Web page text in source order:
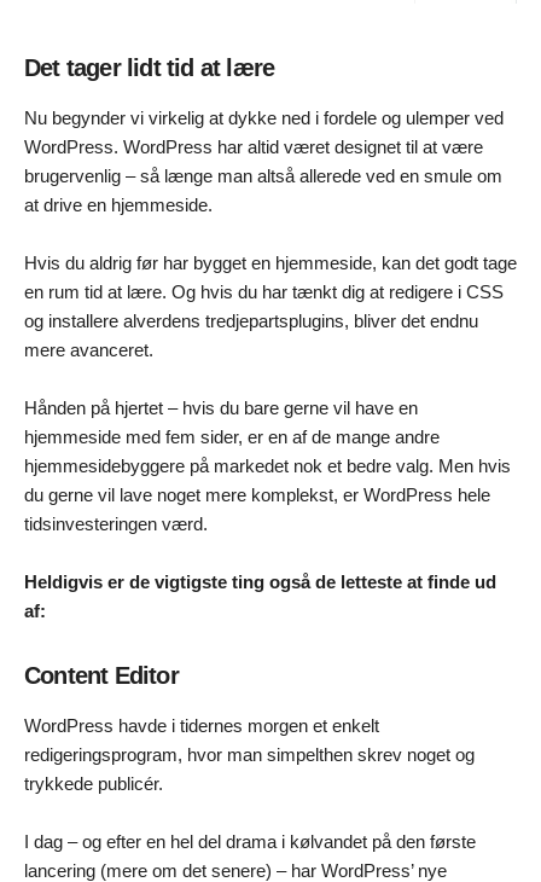
Det tager lidt tid at lære
Nu begynder vi virkelig at dykke ned i fordele og ulemper ved
WordPress. WordPress har altid været designet til at være
brugervenlig – så længe man altså allerede ved en smule om
at drive en hjemmeside.
Hvis du aldrig før har bygget en hjemmeside, kan det godt tage
en rum tid at lære. Og hvis du har tænkt dig at redigere i CSS
og installere alverdens tredjepartsplugins, bliver det endnu
mere avanceret.
Hånden på hjertet – hvis du bare gerne vil have en
hjemmeside med fem sider, er en af de mange andre
hjemmesidebyggere på markedet nok et bedre valg. Men hvis
du gerne vil lave noget mere komplekst, er WordPress hele
tidsinvesteringen værd.
Heldigvis er de vigtigste ting også de letteste at finde ud
af:
Content Editor
WordPress havde i tidernes morgen et enkelt
redigeringsprogram, hvor man simpelthen skrev noget og
trykkede publicér.
I dag – og efter en hel del drama i kølvandet på den første
lancering (mere om det senere) – har WordPress’ nye